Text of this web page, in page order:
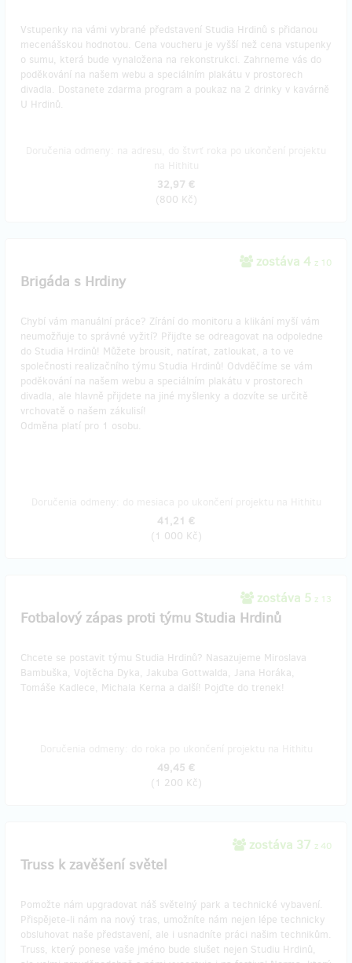
Vstupenky na vámi vybrané představení Studia Hrdinů s přidanou
mecenášskou hodnotou. Cena voucheru je vyšší než cena vstupenky
o sumu, která bude vynaložena na rekonstrukci. Zahrneme vás do
poděkování na našem webu a speciálním plakátu v prostorech
divadla. Dostanete zdarma program a poukaz na 2 drinky v kavárně
U Hrdinů.
32,97 €
(800 Kč)
zostáva 4 z 10
Brigáda s Hrdiny
Chybí vám manuální práce? Zírání do monitoru a klikání myší vám
neumožňuje to správné vyžití? Přijďte se odreagovat na odpoledne
do Studia Hrdinů! Můžete brousit, natírat, zatloukat, a to ve
společnosti realizačního týmu Studia Hrdinů! Odvděčíme se vám
poděkování na našem webu a speciálním plakátu v prostorech
divadla, ale hlavně přijdete na jiné myšlenky a dozvíte se určitě
vrchovatě o našem zákulisí!
Odměna platí pro 1 osobu.
41,21 €
(1 000 Kč)
zostáva 5 z 13
Fotbalový zápas proti týmu Studia Hrdinů
Chcete se postavit týmu Studia Hrdinů? Nasazujeme Miroslava
Bambuška, Vojtěcha Dyka, Jakuba Gottwalda, Jana Horáka,
Tomáše Kadlece, Michala Kerna a další! Pojďte do trenek!
49,45 €
(1 200 Kč)
zostáva 37 z 40
Truss k zavěšení světel
Pomožte nám upgradovat náš světelný park a technické vybavení.
Přispějete-li nám na nový tras, umožníte nám nejen lépe technicky
obsluhovat naše představení, ale i usnadníte práci našim technikům.
Truss, který ponese vaše jméno bude slušet nejen Studiu Hrdinů,